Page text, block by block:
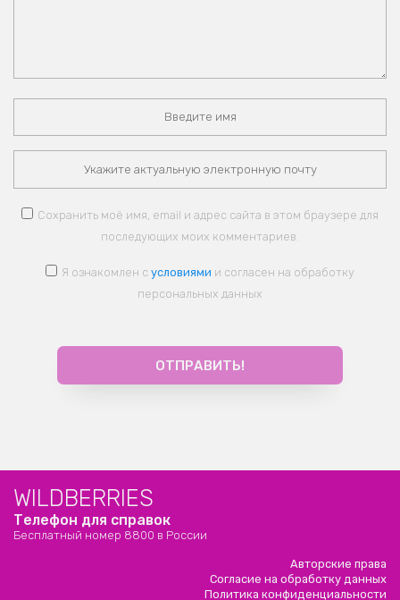
Сохранить моё имя, email и адрес сайта в этом браузере для
последующих моих комментариев.
Я ознакомлен с условиями и согласен на обработку
персональных данных
WILDBERRIES
Телефон для справок
Бесплатный номер 8800 в России
Авторские права
Согласие на обработку данных
Политика конфиденциальности